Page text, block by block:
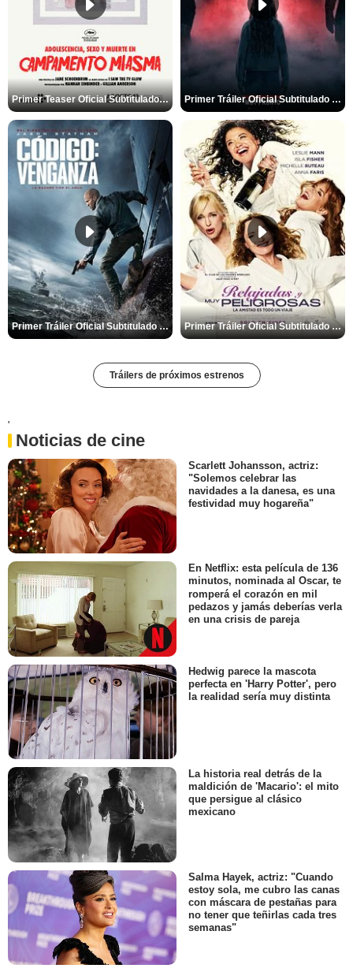
Primer Teaser Oficial Subtitulado de 'Adolescencia, Sexo y Muerte en Campamento Miasma' Primer Tráiler Oficial Subtitulado de 'La Noche Del Demonio: Están Entre Nosotros'
Primer Tráiler Oficial Subtitulado de 'Código: Venganza' Primer Tráiler Oficial Subtitulado de 'Relajadas y Muy Peligrosas'
Tráilers de próximos estrenos
'
Noticias de cine
Scarlett Johansson, actriz:
"Solemos celebrar las
navidades a la danesa, es una
festividad muy hogareña"
En Netflix: esta película de 136
minutos, nominada al Oscar, te
romperá el corazón en mil
pedazos y jamás deberías verla
en una crisis de pareja
Hedwig parece la mascota
perfecta en 'Harry Potter', pero
la realidad sería muy distinta
La historia real detrás de la
maldición de 'Macario': el mito
que persigue al clásico
mexicano
Salma Hayek, actriz: "Cuando
estoy sola, me cubro las canas
con máscara de pestañas para
no tener que teñirlas cada tres
semanas"